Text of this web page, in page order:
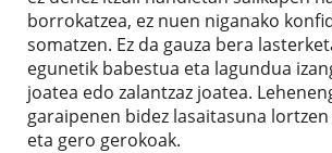
borrokatzea, ez nuen niganako
somatzen. Ez da gauza bera
egunetik babestua eta lagundua
joatea edo zalantzaz joatea.
garaipenen bidez lasaitasuna
eta gero gerokoak.